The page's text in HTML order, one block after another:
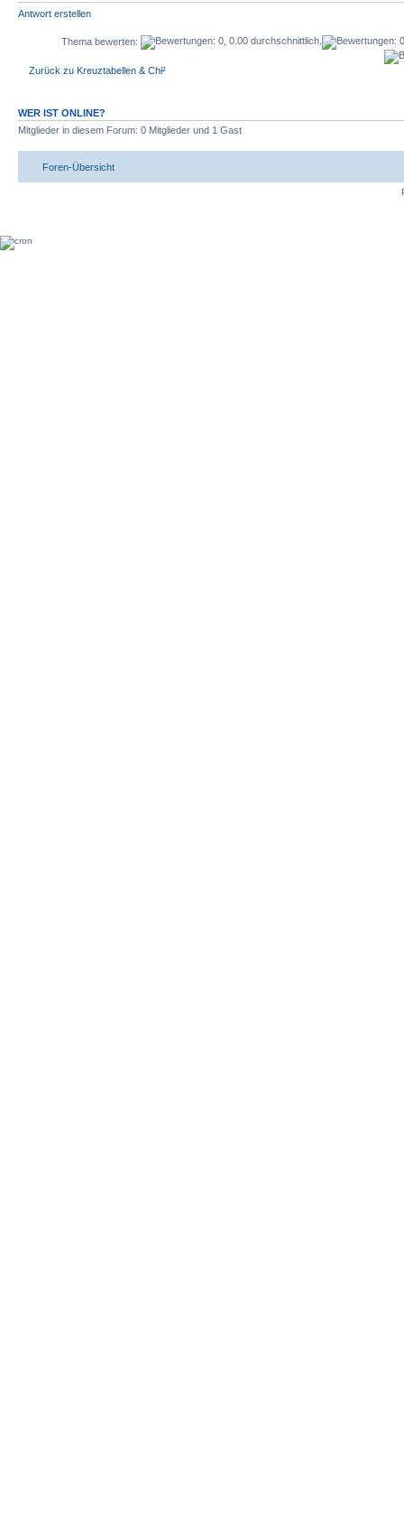
Antwort erstellen
Thema bewerten:
Zurück zu Kreuztabellen & Chi²
WER IST ONLINE?
Mitglieder in diesem Forum: 0 Mitglieder und 1 Gast
Foren-Übersicht